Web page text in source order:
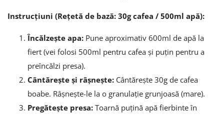
Instrucțiuni (Rețetă de bază: 30g cafea / 500ml apă):
Încălzește apa: Pune aproximativ 600ml de apă la
fiert (vei folosi 500ml pentru cafea și puțin pentru a
preîncălzi presa).
Cântărește și râșnește: Cântărește 30g de cafea
boabe. Râșnește-le la o granulație grunjoasă (mare).
Pregătește presa: Toarnă puțină apă fierbinte în